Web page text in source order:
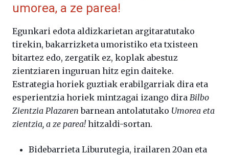
umorea, a ze parea!
Egunkari edota aldizkarietan argitaratutako
tirekin, bakarrizketa umoristiko eta txisteen
bitartez edo, zergatik ez, koplak abestuz
zientziaren inguruan hitz egin daiteke.
Estrategia horiek guztiak erabilgarriak dira eta
esperientzia horiek mintzagai izango dira Bilbo
Zientzia Plazarenbarnean antolatutako Umorea eta
zientzia, a ze parea!hitzaldi-sortan.
Bidebarrieta Liburutegia, irailaren 20an eta